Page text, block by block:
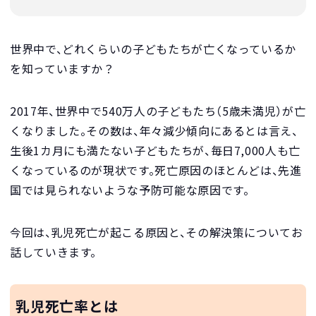
世界中で、どれくらいの子どもたちが亡くなっているか
を知っていますか？
2017年、世界中で540万人の子どもたち（5歳未満児）が亡
くなりました。その数は、年々減少傾向にあるとは言え、
生後1カ月にも満たない子どもたちが、毎日7,000人も亡
くなっているのが現状です。死亡原因のほとんどは、先進
国では見られないような予防可能な原因です。
今回は、乳児死亡が起こる原因と、その解決策についてお
話していきます。
乳児死亡率とは